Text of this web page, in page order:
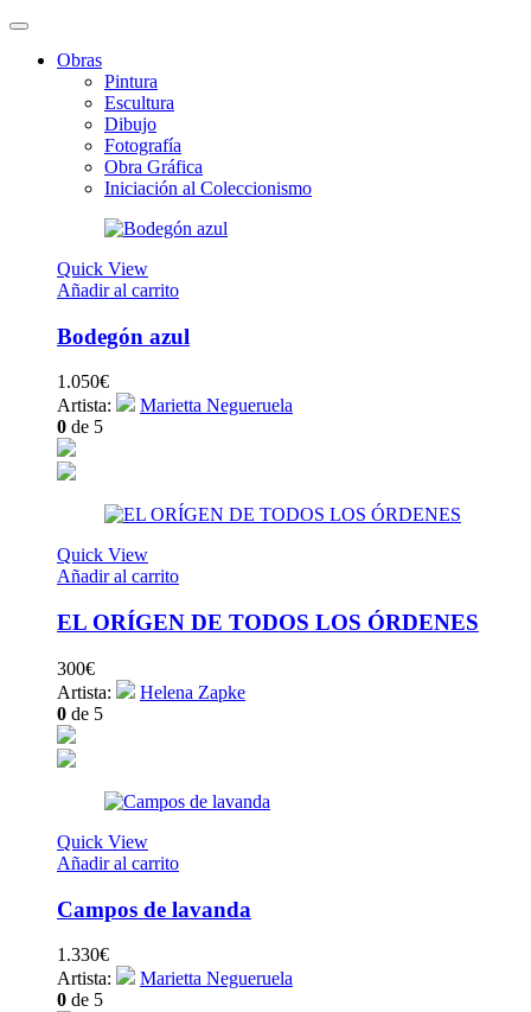
Obras
Pintura
Escultura
Dibujo
Fotografía
Obra Gráfica
Iniciación al Coleccionismo
Quick View
Añadir al carrito
Bodegón azul
1.050€
Artista:
Marietta Negueruela
0 de 5
Quick View
Añadir al carrito
EL ORÍGEN DE TODOS LOS ÓRDENES
300€
Artista:
Helena Zapke
0 de 5
Quick View
Añadir al carrito
Campos de lavanda
1.330€
Artista:
Marietta Negueruela
0 de 5